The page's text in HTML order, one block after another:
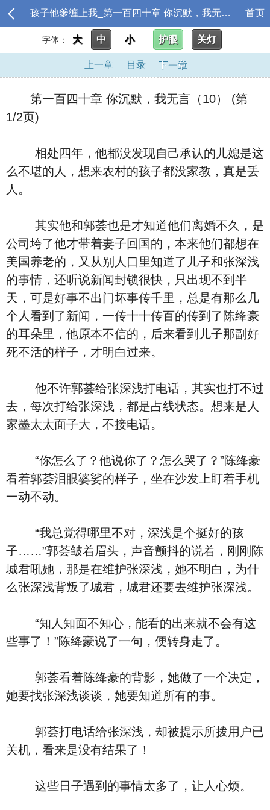
孩子他爹缠上我_第一百四十章 你沉默，我无言（10） 首页
字体： 大 中 小 护眼 关灯
上一章 目录 下一章
第一百四十章 你沉默，我无言（10） (第
1/2页)
相处四年，他都没发现自己承认的儿媳是这
么不堪的人，想来农村的孩子都没家教，真是丢
人。
其实他和郭荟也是才知道他们离婚不久，是
公司垮了他才带着妻子回国的，本来他们都想在
美国养老的，又从别人口里知道了儿子和张深浅
的事情，还听说新闻封锁很快，只出现不到半
天，可是好事不出门坏事传千里，总是有那么几
个人看到了新闻，一传十十传百的传到了陈绛豪
的耳朵里，他原本不信的，后来看到儿子那副好
死不活的样子，才明白过来。
他不许郭荟给张深浅打电话，其实也打不过
去，每次打给张深浅，都是占线状态。想来是人
家墨太太面子大，不接电话。
“你怎么了？他说你了？怎么哭了？”陈绛豪
看着郭荟泪眼婆娑的样子，坐在沙发上盯着手机
一动不动。
“我总觉得哪里不对，深浅是个挺好的孩
子……”郭荟皱着眉头，声音颤抖的说着，刚刚陈
城君吼她，那是在维护张深浅，她不明白，为什
么张深浅背叛了城君，城君还要去维护张深浅。
“知人知面不知心，能看的出来就不会有这
些事了！”陈绛豪说了一句，便转身走了。
郭荟看着陈绛豪的背影，她做了一个决定，
她要找张深浅谈谈，她要知道所有的事。
郭荟打电话给张深浅，却被提示所拨用户已
关机，看来是没有结果了！
这些日子遇到的事情太多了，让人心烦。